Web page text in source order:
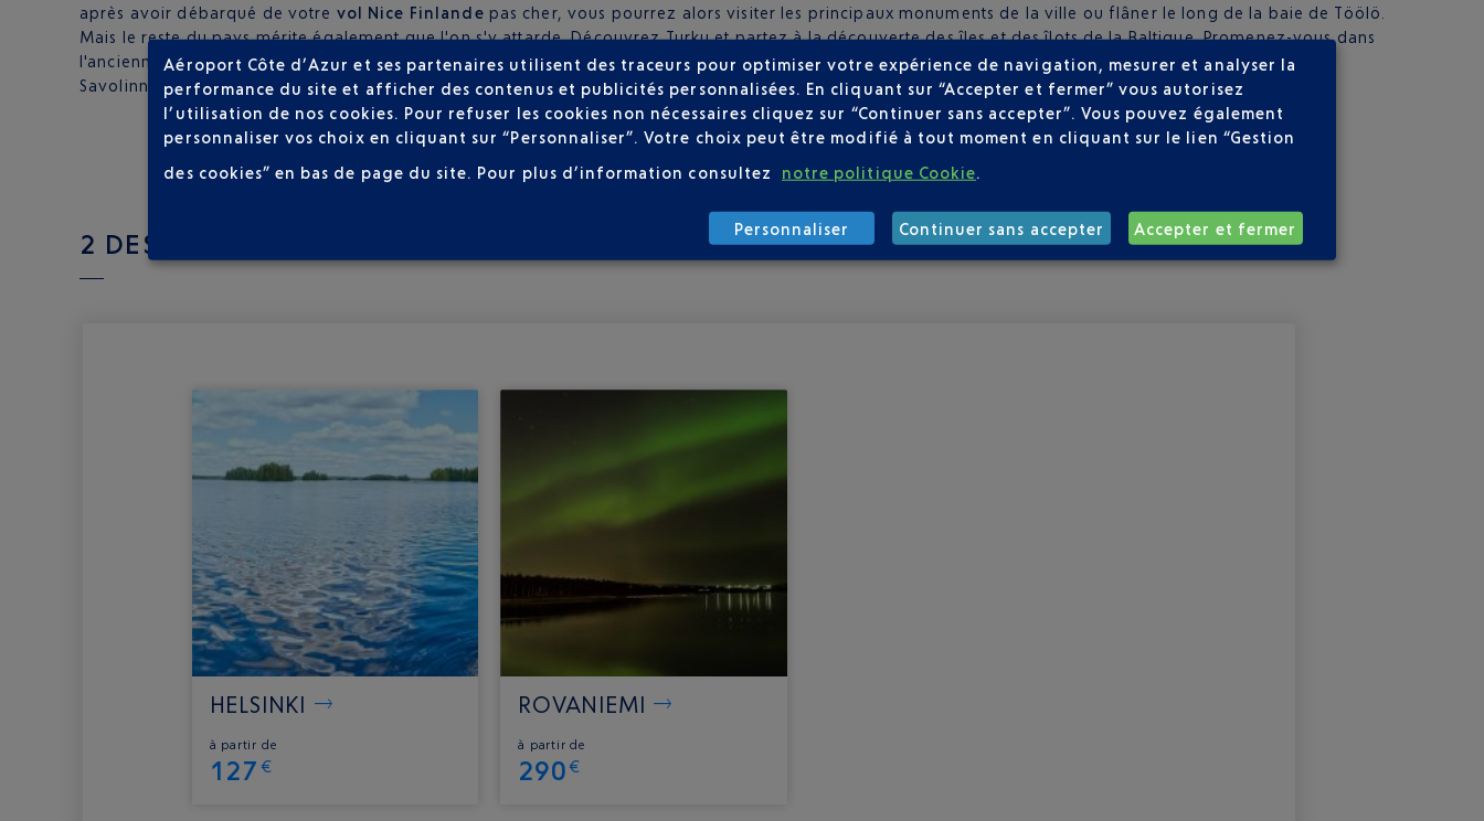
après avoir débarqué de votre vol Nice Finlande pas cher, vous pourrez alors visiter les principaux monuments de la ville ou flâner le long de la baie de Töölö.
Mais le reste du pays mérite également que l'on s'y attarde. Découvrez Turku et partez à la découverte des îles et des îlots de la Baltique. Promenez-vous dans
l'ancienne Rauma, classée au patrimoine mondial de l'UNESCO. Visitez la vieille ville d'Ekenäs et son château datant du XIVe siècle. Découvrez également
Savolinna, Pori, Tampere, et Kuopio. Immergez-vous sans hésiter au cœur de la Finlande !
2 DESTINATION(S) VERS LA FINLANDE AU DÉPART DE NICE
HELSINKI
à partir de
127 €
ROVANIEMI
à partir de
290€
Aéroport Côte d’Azur et ses partenaires utilisent des traceurs pour optimiser votre expérience de navigation, mesurer et analyser la
performance du site et afficher des contenus et publicités personnalisées. En cliquant sur “Accepter et fermer” vous autorisez
l’utilisation de nos cookies. Pour refuser les cookies non nécessaires cliquez sur “Continuer sans accepter”. Vous pouvez également
personnaliser vos choix en cliquant sur “Personnaliser”. Votre choix peut être modifié à tout moment en cliquant sur le lien “Gestion
des cookies” en bas de page du site. Pour plus d’information consultez notre politique Cookie.
Personnaliser Continuer sans accepter Accepter et fermer